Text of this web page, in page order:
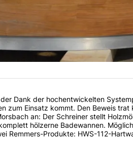
Dank der hochentwickelten
zum Einsatz kommt. Den Beweis trat
an: Der Schreiner stellt
hölzerne Badewannen.
Remmers-Produkte: HWS-112-